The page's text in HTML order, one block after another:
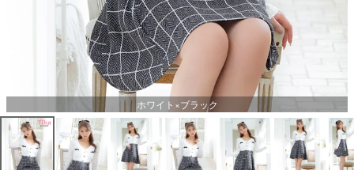
ホワイト×ブラック